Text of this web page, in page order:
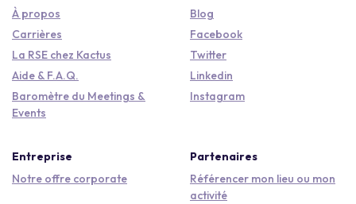
À propos
Carrières
La RSE chez Kactus
Aide & F.A.Q.
Baromètre du Meetings &
Events
Blog
Facebook
Twitter
Linkedin
Instagram
Entreprise
Notre offre corporate
Partenaires
Référencer mon lieu ou mon
activité